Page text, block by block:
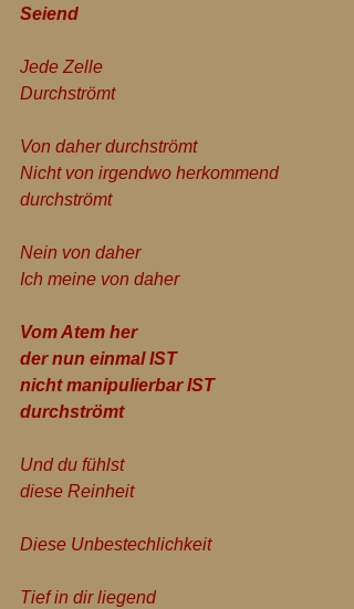
Seiend
Jede Zelle
Durchströmt
Von daher durchströmt
Nicht von irgendwo herkommend
durchströmt
Nein von daher
Ich meine von daher
Vom Atem her
der nun einmal IST
nicht manipulierbar IST
durchströmt
Und du fühlst
diese Reinheit
Diese Unbestechlichkeit
Tief in dir liegend